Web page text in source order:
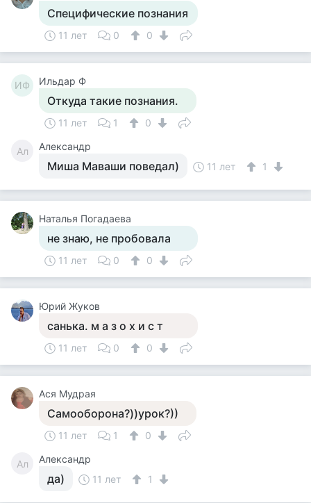
Специфические познания
11 лет 0 0
ИФ Ильдар Ф
Откуда такие познания.
11 лет 1 0
Ал Александр
Миша Маваши поведал) 11 лет 1
Наталья Погадаева
не знаю, не пробовала
11 лет 0 0
Юрий Жуков
санька. м а з о х и с т
11 лет 0 0
Ася Мудрая
Самооборона?))урок?))
11 лет 1 0
Ал Александр
да) 11 лет 1